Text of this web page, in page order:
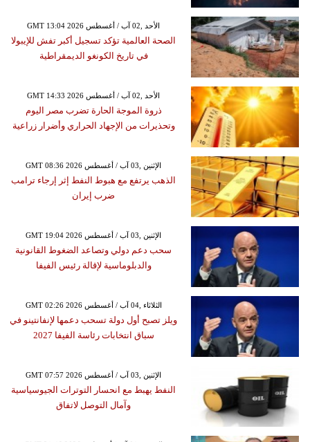
GMT 13:04 2026 الأحد ,02 آب / أغسطس
الصحة العالمية تؤكد تسجيل أكبر تفش للإيبولا
في تاريخ الكونغو الديمقراطية
GMT 14:33 2026 الأحد ,02 آب / أغسطس
ذروة الموجة الحارة تضرب مصر اليوم
وتحذيرات من الإجهاد الحراري وأضرار زراعية
GMT 08:36 2026 الإثنين ,03 آب / أغسطس
الذهب يرتفع مع هبوط النفط إثر إرجاء ترامب
ضرب إيران
GMT 19:04 2026 الإثنين ,03 آب / أغسطس
سحب دعم دولي وتصاعد الضغوط القانونية
والدبلوماسية لإقالة رئيس الفيفا
GMT 02:26 2026 الثلاثاء ,04 آب / أغسطس
ويلز تصبح أول دولة تسحب دعمها لإنفانتينو في
سباق انتخابات رئاسة الفيفا 2027
GMT 07:57 2026 الإثنين ,03 آب / أغسطس
النفط يهبط مع انحسار التوترات الجيوسياسية
وآمال التوصل لاتفاق